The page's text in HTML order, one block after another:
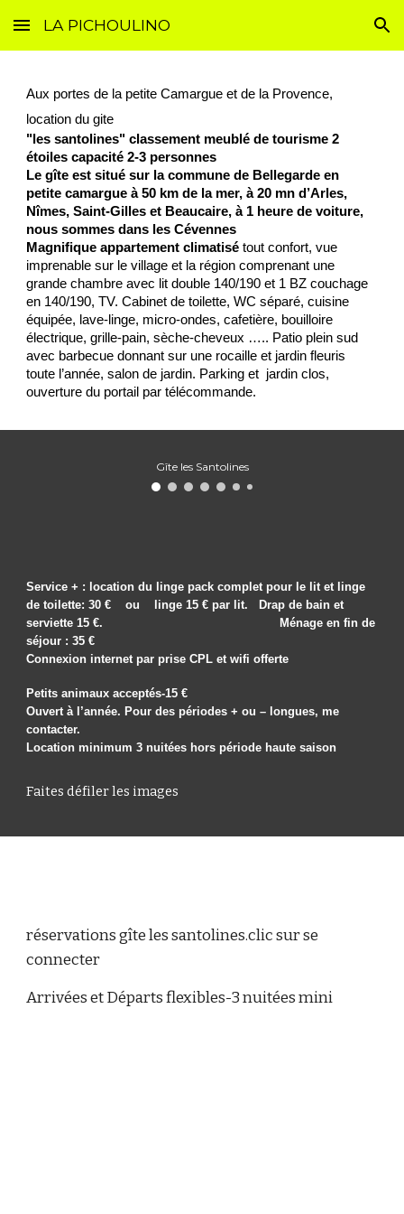
Skip to main content Skip to navigation
LA PICHOULINO
Aux portes de la petite Camargue et de la Provence,
location du gite
"les santolines" classement meublé de tourisme 2
étoiles capacité 2-3 personnes
Le gîte est situé sur la commune de Bellegarde en
petite camargue à 50 km de la mer, à 20 mn d’Arles,
Nîmes, Saint-Gilles et Beaucaire, à 1 heure de voiture,
nous sommes dans les Cévennes
Magnifique appartement climatisé tout confort, vue
imprenable sur le village et la région comprenant une
grande chambre avec lit double 140/190 et 1 BZ couchage
en 140/190, TV. Cabinet de toilette, WC séparé, cuisine
équipée, lave-linge, micro-ondes, cafetière, bouilloire
électrique, grille-pain, sèche-cheveux ….. Patio plein sud
avec barbecue donnant sur une rocaille et jardin fleuris
toute l’année, salon de jardin. Parking et jardin clos,
ouverture du portail par télécommande.
Gîte les Santolines
Service + : location du linge pack complet pour le lit et linge
de toilette:30 € ou linge 15 € par lit. Drap de bain et
serviette 15 €. Ménage en fin de
séjour :35 €
Connexion internet par prise CPL et wifi offerte
Petits animaux acceptés-15 €
Ouvert à l’année. Pour des périodes + ou – longues, me
contacter.
Location minimum 3 nuitées hors période haute saison
Faites défiler les images
réservations gîte les santolines.clic sur se
connecter
Arrivées et Départs flexibles-3nuitées mini